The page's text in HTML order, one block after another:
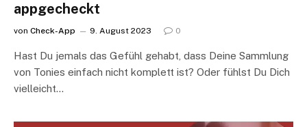
appgecheckt
von Check-App 9. August 2023 0
Hast Du jemals das Gefühl gehabt, dass Deine Sammlung
von Tonies einfach nicht komplett ist? Oder fühlst Du Dich
vielleicht…